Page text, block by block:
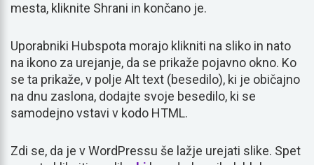
mesta, kliknite Shrani in končano je.
Uporabniki Hubspota morajo klikniti na sliko in nato
na ikono za urejanje, da se prikaže pojavno okno. Ko
se ta prikaže, v polje Alt text (besedilo), ki je običajno
na dnu zaslona, dodajte svoje besedilo, ki se
samodejno vstavi v kodo HTML.
Zdi se, da je v WordPressu še lažje urejati slike. Spet